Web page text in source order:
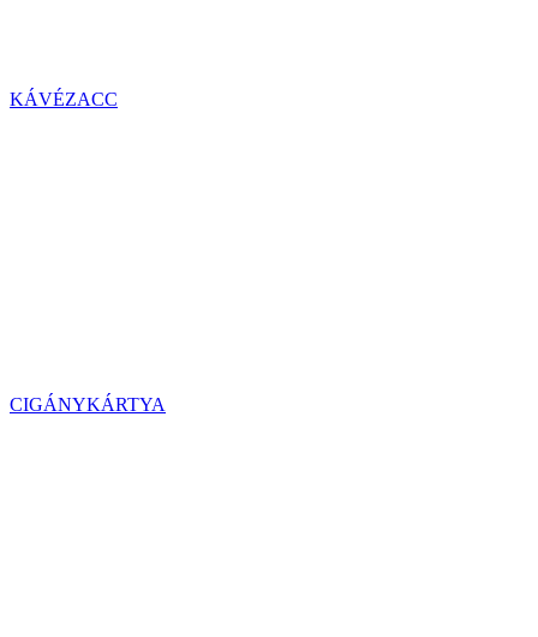
KÁVÉZACC
CIGÁNYKÁRTYA